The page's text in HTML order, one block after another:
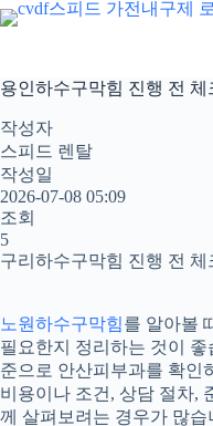
본
문
로
건
너
뛰
기
용인하수구막힘 진행 전 체
작성자
스피드 렌탈
작성일
2026-07-08 05:09
조회
5
구리하수구막힘 진행 전 체
노원하수구막힘를 알아볼
필요한지 정리하는 것이 좋
준으로 안산피부과를 확인
비용이나 조건, 상담 절차,
께 살펴보려는 경우가 많